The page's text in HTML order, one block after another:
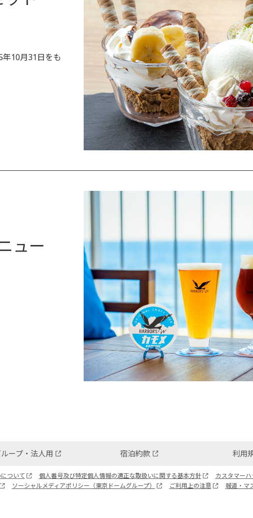
10月31日をも
ュー
ープ・法人用 宿泊約款 利用
ついて 個人番号及び特定個人情報の適正な取扱いに関する基本方針
カスタマー
ソーシャルメディアポリシー（東京ドームグループ） ご利用上の注意 報道・マ